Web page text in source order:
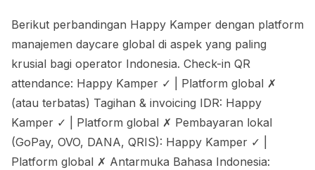
Berikut perbandingan Happy Kamper dengan platform
manajemen daycare global di aspek yang paling
krusial bagi operator Indonesia. Check-in QR
attendance: Happy Kamper ✓ | Platform global ✗
(atau terbatas) Tagihan & invoicing IDR: Happy
Kamper ✓ | Platform global ✗ Pembayaran lokal
(GoPay, OVO, DANA, QRIS): Happy Kamper ✓ |
Platform global ✗ Antarmuka Bahasa Indonesia: